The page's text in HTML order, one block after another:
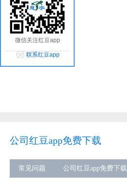
公司红豆app免费下载
常见问题 公司红豆app免费下载
微信关注红豆app
联系红豆app